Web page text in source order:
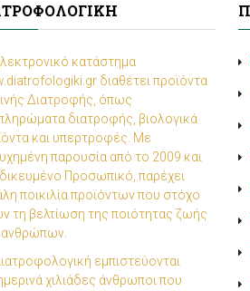
κατάστημα
διαθέτει προϊόντα
Διατροφής, όπως
διατροφής, βιολογικά
και υπερτροφές. Με
παρουσία από το 2009 και
Προσωπικό, παρέχει
ποικιλία προϊόντων που στόχο
τη βελτίωση της ποιότητας ζωής
εμπιστεύονται
χιλιάδες άνθρωποι που